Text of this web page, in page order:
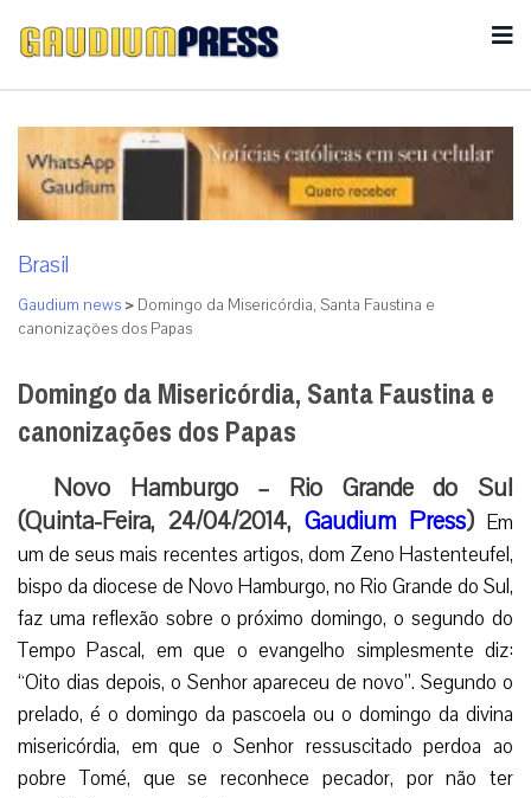
Brasil
Gaudium news > Domingo da Misericórdia, Santa Faustina e
canonizações dos Papas
Domingo da Misericórdia, Santa Faustina e
canonizações dos Papas
Novo Hamburgo – Rio Grande do Sul
(Quinta-Feira, 24/04/2014, Gaudium Press) Em
um de seus mais recentes artigos, dom Zeno Hastenteufel,
bispo da diocese de Novo Hamburgo, no Rio Grande do Sul,
faz uma reflexão sobre o próximo domingo, o segundo do
Tempo Pascal, em que o evangelho simplesmente diz:
“Oito dias depois, o Senhor apareceu de novo”. Segundo o
prelado, é o domingo da pascoela ou o domingo da divina
misericórdia, em que o Senhor ressuscitado perdoa ao
pobre Tomé, que se reconhece pecador, por não ter